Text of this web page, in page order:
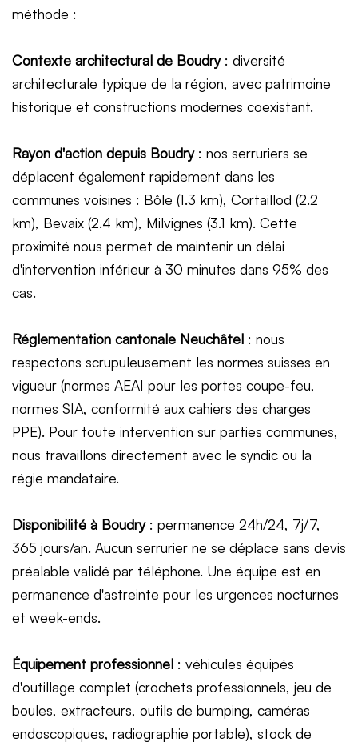
méthode :
Contexte architectural de Boudry: diversité
architecturale typique de la région, avec patrimoine
historique et constructions modernes coexistant.
Rayon d'action depuis Boudry: nos serruriers se
déplacent également rapidement dans les
communes voisines : Bôle (1.3 km), Cortaillod (2.2
km), Bevaix (2.4 km), Milvignes (3.1 km). Cette
proximité nous permet de maintenir un délai
d'intervention inférieur à 30 minutes dans 95% des
cas.
Réglementation cantonale Neuchâtel : nous
respectons scrupuleusement les normes suisses en
vigueur (normes AEAI pour les portes coupe-feu,
normes SIA, conformité aux cahiers des charges
PPE). Pour toute intervention sur parties communes,
nous travaillons directement avec le syndic ou la
régie mandataire.
Disponibilité à Boudry: permanence 24h/24, 7j/7,
365 jours/an. Aucun serrurier ne se déplace sans devis
préalable validé par téléphone. Une équipe est en
permanence d'astreinte pour les urgences nocturnes
et week-ends.
Équipement professionnel : véhicules équipés
d'outillage complet (crochets professionnels, jeu de
boules, extracteurs, outils de bumping, caméras
endoscopiques, radiographie portable), stock de